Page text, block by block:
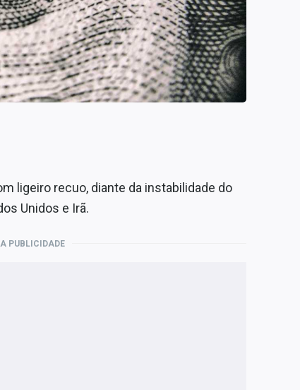
ligeiro recuo, diante da instabilidade do
Unidos e Irã.
PUBLICIDADE